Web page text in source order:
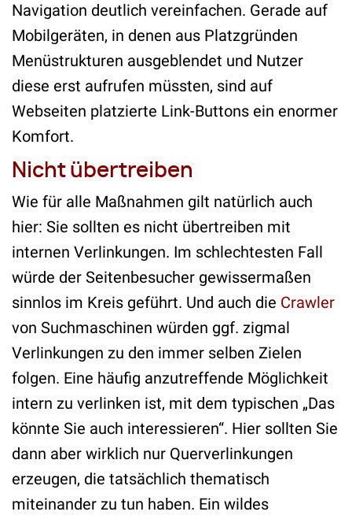
Navigation deutlich vereinfachen. Gerade auf
Mobilgeräten, in denen aus Platzgründen
Menüstrukturen ausgeblendet und Nutzer
diese erst aufrufen müssten, sind auf
Webseiten platzierte Link-Buttons ein enormer
Komfort.
Nicht übertreiben
Wie für alle Maßnahmen gilt natürlich auch
hier: Sie sollten es nicht übertreiben mit
internen Verlinkungen. Im schlechtesten Fall
würde der Seitenbesucher gewissermaßen
sinnlos im Kreis geführt. Und auch die Crawler
von Suchmaschinen würden ggf. zigmal
Verlinkungen zu den immer selben Zielen
folgen. Eine häufig anzutreffende Möglichkeit
intern zu verlinken ist, mit dem typischen „Das
könnte Sie auch interessieren“. Hier sollten Sie
dann aber wirklich nur Querverlinkungen
erzeugen, die tatsächlich thematisch
miteinander zu tun haben. Ein wildes